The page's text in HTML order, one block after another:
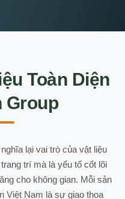
Toàn Diện
Group
lại vai trò của vật liệu
trí mà là yếu tố cốt lõi
cho không gian. Mỗi sản
Việt Nam là sự giao thoa